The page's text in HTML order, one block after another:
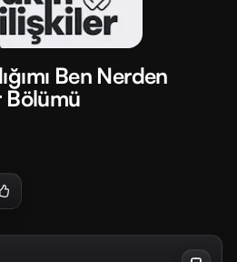
Ben Nerden
Bölümü